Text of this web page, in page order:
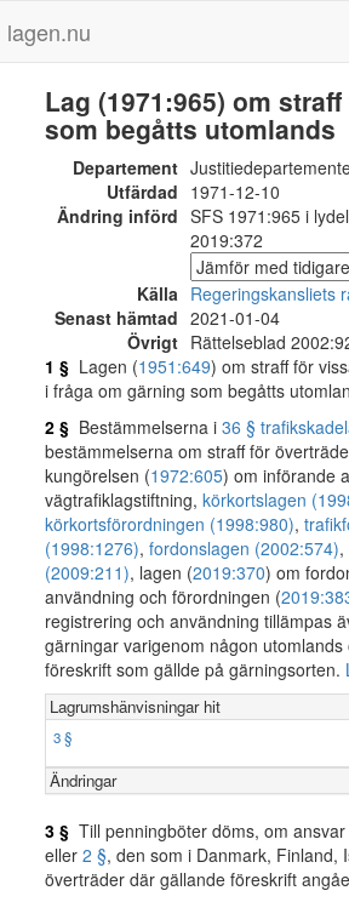
lagen.nu
Lag (1971:965) om
som begåtts utomlands
Departement
Utfärdad 1971-12-10
Ändring införd SFS 1971:965 i
2019:372
Källa Regeringskansliets
Senast hämtad 2021-01-04
Övrigt Rättelseblad
1 § Lagen (1951:649) om straff för
i fråga om gärning som begåtts
2 § Bestämmelserna i 36 §
bestämmelserna om straff för
kungörelsen (1972:605) om införande
vägtrafiklagstiftning, körkortslagen
körkortsförordningen (1998:980),
(1998:1276), fordonslagen (2002:574),
(2009:211), lagen (2019:370) om
användning och förordningen (
registrering och användning tillämpas
gärningar varigenom någon
föreskrift som gällde på gärningsorten.
Lagrumshänvisningar hit
3 §
Ändringar
3 § Till penningböter döms, om
eller 2 §, den som i Danmark, Finland,
överträder där gällande föreskrift